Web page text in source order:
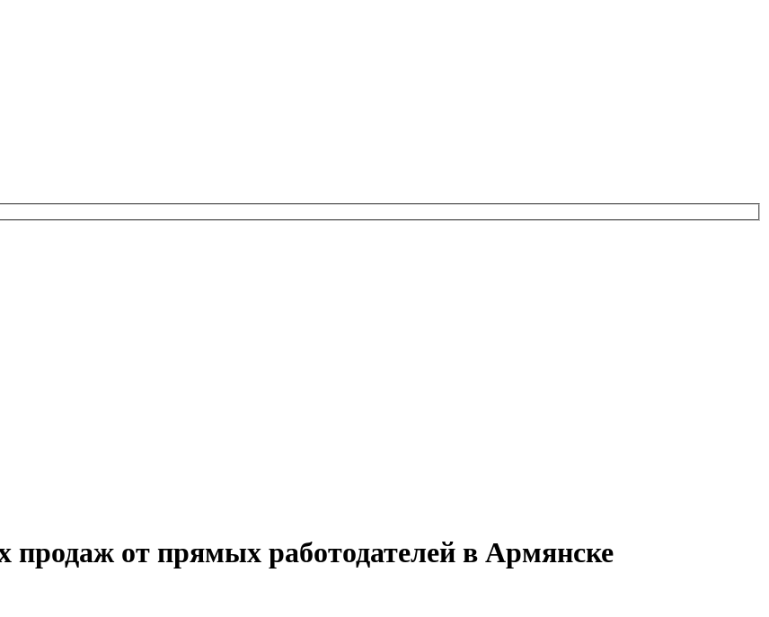
продаж от прямых работодателей в Армянске